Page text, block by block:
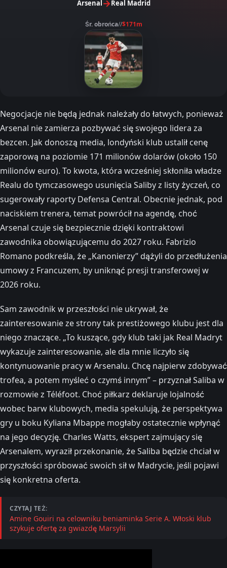
Arsenal→Real Madrid
Śr. obrońca//$171m
Negocjacje nie będą jednak należały do łatwych, ponieważ
Arsenal nie zamierza pozbywać się swojego lidera za
bezcen. Jak donoszą media, londyński klub ustalił cenę
zaporową na poziomie 171 milionów dolarów (około 150
milionów euro). To kwota, która wcześniej skłoniła władze
Realu do tymczasowego usunięcia Saliby z listy życzeń, co
sugerowały raporty Defensa Central. Obecnie jednak, pod
naciskiem trenera, temat powrócił na agendę, choć
Arsenal czuje się bezpiecznie dzięki kontraktowi
zawodnika obowiązującemu do 2027 roku. Fabrizio
Romano podkreśla, że „Kanonierzy” dążyli do przedłużenia
umowy z Francuzem, by uniknąć presji transferowej w
2026 roku.
Sam zawodnik w przeszłości nie ukrywał, że
zainteresowanie ze strony tak prestiżowego klubu jest dla
niego znaczące. „To kuszące, gdy klub taki jak Real Madryt
wykazuje zainteresowanie, ale dla mnie liczyło się
kontynuowanie pracy w Arsenalu. Chcę najpierw zdobywać
trofea, a potem myśleć o czymś innym” – przyznał Saliba w
rozmowie z Téléfoot. Choć piłkarz deklaruje lojalność
wobec barw klubowych, media spekulują, że perspektywa
gry u boku Kyliana Mbappe mogłaby ostatecznie wpłynąć
na jego decyzję. Charles Watts, ekspert zajmujący się
Arsenalem, wyraził przekonanie, że Saliba będzie chciał w
przyszłości spróbować swoich sił w Madrycie, jeśli pojawi
się konkretna oferta.
CZYTAJ TEŻ:
Amine Gouiri na celowniku beniaminka Serie A. Włoski klub
szykuje ofertę za gwiazdę Marsylii